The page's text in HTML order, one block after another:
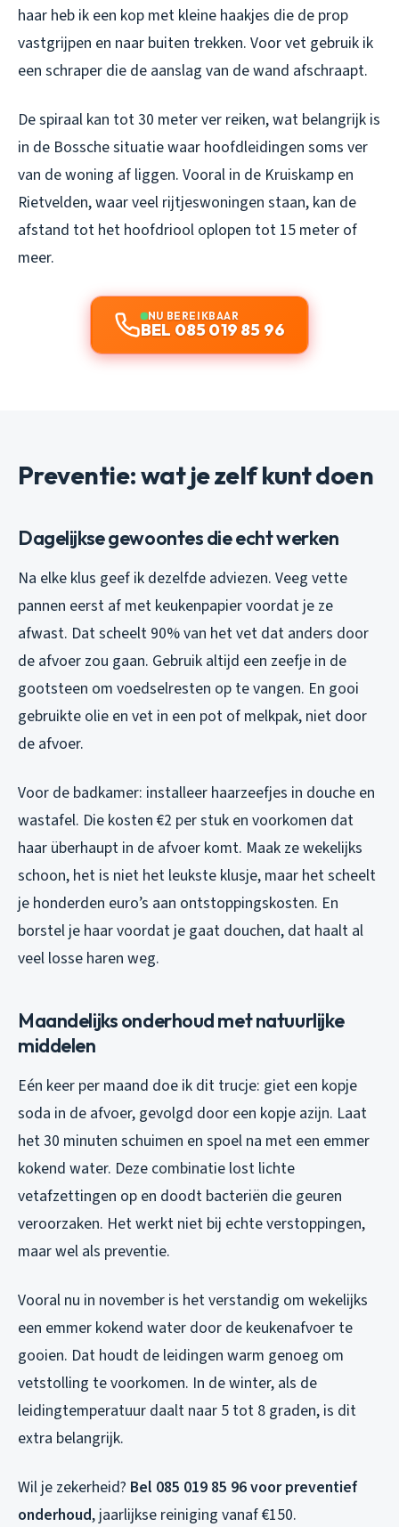
haar heb ik een kop met kleine haakjes die de prop
vastgrijpen en naar buiten trekken. Voor vet gebruik ik
een schraper die de aanslag van de wand afschraapt.
De spiraal kan tot 30 meter ver reiken, wat belangrijk is
in de Bossche situatie waar hoofdleidingen soms ver
van de woning af liggen. Vooral in de Kruiskamp en
Rietvelden, waar veel rijtjeswoningen staan, kan de
afstand tot het hoofdriool oplopen tot 15 meter of
meer.
NU BEREIKBAAR
BEL 085 019 85 96
Preventie: wat je zelf kunt doen
Dagelijkse gewoontes die echt werken
Na elke klus geef ik dezelfde adviezen. Veeg vette
pannen eerst af met keukenpapier voordat je ze
afwast. Dat scheelt 90% van het vet dat anders door
de afvoer zou gaan. Gebruik altijd een zeefje in de
gootsteen om voedselresten op te vangen. En gooi
gebruikte olie en vet in een pot of melkpak, niet door
de afvoer.
Voor de badkamer: installeer haarzeefjes in douche en
wastafel. Die kosten €2 per stuk en voorkomen dat
haar überhaupt in de afvoer komt. Maak ze wekelijks
schoon, het is niet het leukste klusje, maar het scheelt
je honderden euro’s aan ontstoppingskosten. En
borstel je haar voordat je gaat douchen, dat haalt al
veel losse haren weg.
Maandelijks onderhoud met natuurlijke
middelen
Eén keer per maand doe ik dit trucje: giet een kopje
soda in de afvoer, gevolgd door een kopje azijn. Laat
het 30 minuten schuimen en spoel na met een emmer
kokend water. Deze combinatie lost lichte
vetafzettingen op en doodt bacteriën die geuren
veroorzaken. Het werkt niet bij echte verstoppingen,
maar wel als preventie.
Vooral nu in november is het verstandig om wekelijks
een emmer kokend water door de keukenafvoer te
gooien. Dat houdt de leidingen warm genoeg om
vetstolling te voorkomen. In de winter, als de
leidingtemperatuur daalt naar 5 tot 8 graden, is dit
extra belangrijk.
Wil je zekerheid? Bel 085 019 85 96 voor preventief
onderhoud, jaarlijkse reiniging vanaf €150.